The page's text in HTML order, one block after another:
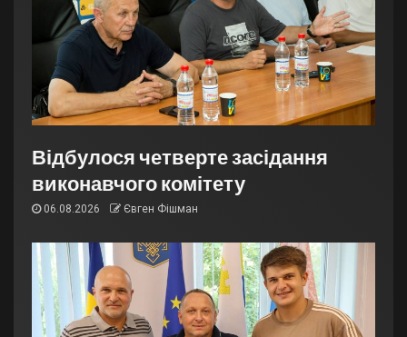
Відбулося четверте засідання
виконавчого комітету
06.08.2026 Євген Фішман